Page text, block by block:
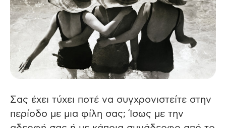
Σας έχει τύχει ποτέ να συγχρονιστείτε στην
περίοδο με μια φίλη σας; Ίσως με την